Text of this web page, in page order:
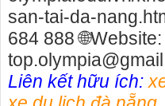
san-tai-da-
684 888
Liên kết hữu ích: